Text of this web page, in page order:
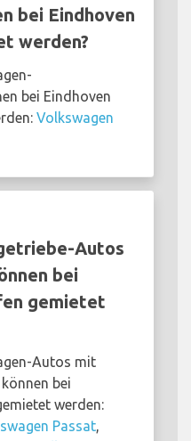
bei Eindhoven
werden?
bei Eindhoven
Volkswagen
Autos
bei
gemietet
Autos mit
bei
werden:
Passat,